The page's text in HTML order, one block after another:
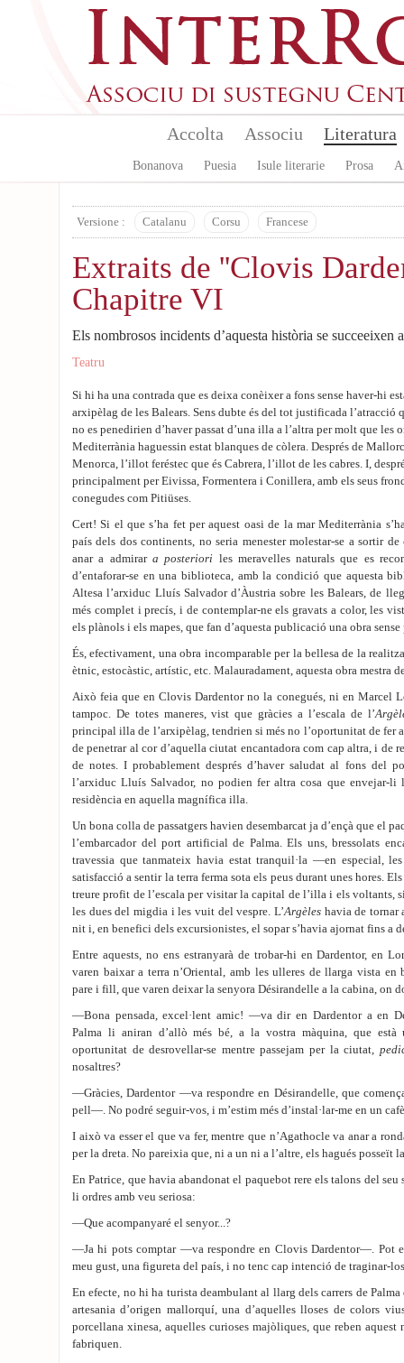
Accolta Associu Literatura
Bonanova Puesia Isule literarie Prosa
Versione : Catalanu Corsu Francese
Extraits de ''Clovis
Chapitre VI
Els nombrosos incidents d’aquesta història se succeeixen
Teatru
Si hi ha una contrada que es deixa conèixer a fons sense haver-hi
arxipèlag de les Balears. Sens dubte és del tot justificada l’atracció
no es penedirien d’haver passat d’una illa a l’altra per molt que les
Mediterrània haguessin estat blanques de còlera. Després de
Menorca, l’illot feréstec que és Cabrera, l’illot de les cabres. I,
principalment per Eivissa, Formentera i Conillera, amb els seus
conegudes com Pitiüses.
Cert! Si el que s’ha fet per aquest oasi de la mar Mediterrània
país dels dos continents, no seria menester molestar-se a sortir
anar a admirar a posteriori les meravelles naturals que es
d’entaforar-se en una biblioteca, amb la condició que aquesta
Altesa l’arxiduc Lluís Salvador d’Àustria sobre les Balears, de
més complet i precís, i de contemplar-ne els gravats a color, les
els plànols i els mapes, que fan d’aquesta publicació una obra sense
És, efectivament, una obra incomparable per la bellesa de la
ètnic, estocàstic, artístic, etc. Malauradament, aquesta obra mestra
Això feia que en Clovis Dardentor no la conegués, ni en Marcel
tampoc. De totes maneres, vist que gràcies a l’escala de l’
principal illa de l’arxipèlag, tendrien si més no l’oportunitat de fer
de penetrar al cor d’aquella ciutat encantadora com cap altra, i de
de notes. I probablement després d’haver saludat al fons del
l’arxiduc Lluís Salvador, no podien fer altra cosa que envejar-li
residència en aquella magnífica illa.
Un bona colla de passatgers havien desembarcat ja d’ençà que el
l’embarcador del port artificial de Palma. Els uns, bressolats
travessia que tanmateix havia estat tranquil·la —en especial,
satisfacció a sentir la terra ferma sota els peus durant unes hores.
treure profit de l’escala per visitar la capital de l’illa i els voltants,
les dues del migdia i les vuit del vespre. L’Argèleshavia de tornar
nit i, en benefici dels excursionistes, el sopar s’havia ajornat fins a
Entre aquests, no ens estranyarà de trobar-hi en Dardentor, en
varen baixar a terra n’Oriental, amb les ulleres de llarga vista en
pare i fill, que varen deixar la senyora Désirandelle a la cabina, on
—Bona pensada, excel·lent amic! —va dir en Dardentor a en
Palma li aniran d’allò més bé, a la vostra màquina, que està
oportunitat de desrovellar-se mentre passejam per la ciutat,
nosaltres?
—Gràcies, Dardentor —va respondre en Désirandelle, que
pell—. No podré seguir-vos, i m’estim més d’instal·lar-me en un
I això va esser el que va fer, mentre que n’Agathocle va anar a
per la dreta. No pareixia que, ni a un ni a l’altre, els hagués posseït
En Patrice, que havia abandonat el paquebot rere els talons del seu
li ordres amb veu seriosa:
—Que acompanyaré el senyor...?
—Ja hi pots comptar —va respondre en Clovis Dardentor—. Pot
meu gust, una figureta del país, i no tenc cap intenció de traginar-
En efecte, no hi ha turista deambulant al llarg dels carrers de
artesania d’origen mallorquí, una d’aquelles lloses de colors
porcellana xinesa, aquelles curioses majòliques, que reben
fabriquen.